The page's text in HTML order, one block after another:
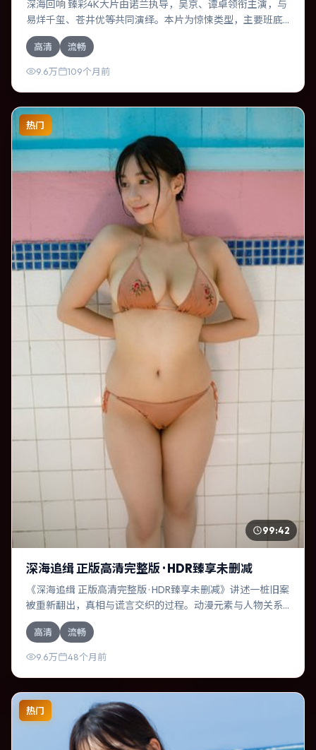
深海回响 臻彩4K大片由诺兰执导，吴京、谭卓领衔主演，与
易烊千玺、苍井优等共同演绎。本片为惊悚类型，主要班底
与取景来自西班牙。人工智能介入司法审判，人性边界遭遇
拷问。影片整体气质冷峻，节奏紧凑，人物动机清晰，适合
喜欢强情节与细腻表演的观众。
高清 流畅
9.6万 109个月前
热门
99:42
深海追缉 正版高清完整版 · HDR臻享未删减
《深海追缉 正版高清完整版 · HDR臻享未删减》讲述一桩旧案
被重新翻出，真相与谎言交织的过程。动漫元素与人物关系
相互咬合，刘亦菲、莱昂纳多·迪卡普里奥的对手戏尤为出
彩。导演文牧野善于在长镜头中积蓄张力，本片亦在英国实
地取景，增强真实质感。
高清 流畅
9.6万 48个月前
热门